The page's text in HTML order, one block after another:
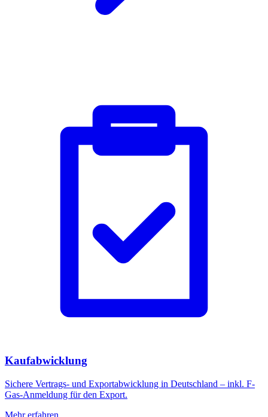
Kaufabwicklung
Sichere Vertrags- und Exportabwicklung in Deutschland – inkl. F-
Gas-Anmeldung für den Export.
Mehr erfahren